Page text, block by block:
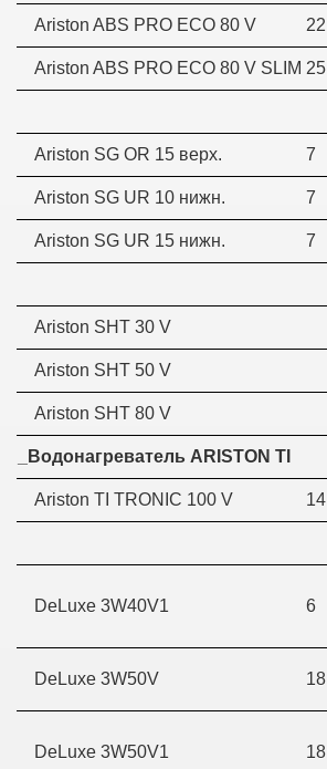
Ariston ABS PRO ECO 80 V 22
Ariston ABS PRO ECO 80 V SLIM 25
Ariston SG OR 15 верх. 7
Ariston SG UR 10 нижн. 7
Ariston SG UR 15 нижн. 7
Ariston SHT 30 V
Ariston SHT 50 V
Ariston SHT 80 V
_Водонагреватель ARISTON TI
Ariston TI TRONIC 100 V 14
DeLuxe 3W40V1 6
DeLuxe 3W50V 18
DeLuxe 3W50V1 18